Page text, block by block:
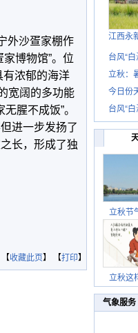
外沙疍家棚作
博物馆”。位
有浓郁的海洋
宽阔的多功能
腥不成饭”。
进一步发扬了
长，形成了独
【收藏此页】 【打印】
江西永
台风“
立秋：
今日份
台风“
立秋节
立秋这
气象服务